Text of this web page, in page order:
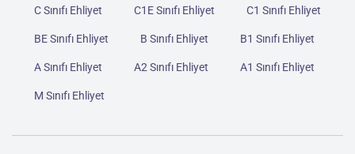
C Sınıfı Ehliyet C1E Sınıfı Ehliyet C1 Sınıfı Ehliyet
BE Sınıfı Ehliyet B Sınıfı Ehliyet B1 Sınıfı Ehliyet
A Sınıfı Ehliyet A2 Sınıfı Ehliyet A1 Sınıfı Ehliyet
M Sınıfı Ehliyet